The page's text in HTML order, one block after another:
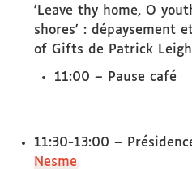
'Leave thy home, O
shores' : dépaysement
of Gifts de Patrick
11:00 – Pause café
11:30-13:00 –
Nesme